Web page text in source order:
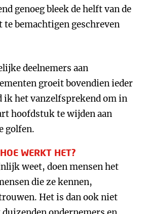
genoeg bleek de helft van de
bemachtigen geschreven
deelnemers aan
groeit bovendien ieder
ik het vanzelfsprekend om in
hoofdstuk te wijden aan
golfen.
WERKT HET?
weet, doen mensen het
die ze kennen,
Het is dan ook niet